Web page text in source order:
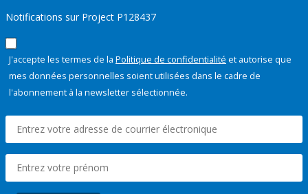
Notifications sur Project P128437
J'accepte les termes de la Politique de confidentialité et autorise que
mes données personnelles soient utilisées dans le cadre de
l'abonnement à la newsletter sélectionnée.